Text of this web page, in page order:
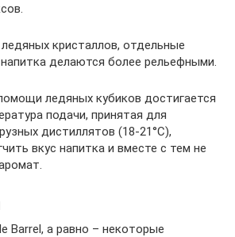
кристаллов, отдельные
делаются более рельефными.
ледяных кубиков достигается
подачи, принятая для
дистиллятов (18-21°C),
вкус напитка и вместе с тем не
Barrel, а равно – некоторые